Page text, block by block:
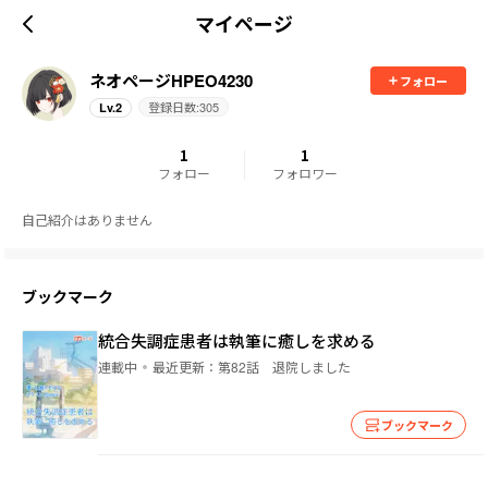
マイページ
ネオページHPEO4230
フォロー
Lv.2 登録日数:305
1
フォロー
1
フォロワー
自己紹介はありません
ブックマーク
統合失調症患者は執筆に癒しを求める
連載中 最近更新： 第82話 退院しました
ブックマーク